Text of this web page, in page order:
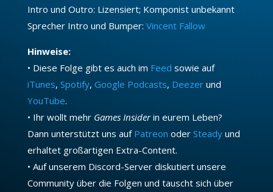
Intro und Outro: Lizensiert; Komponist unbekannt
Sprecher Intro und Bumper: Vincent Fallow
Hinweise:
• Diese Folge gibt es auch im Feed sowie auf
iTunes, Spotify, Google Podcasts, Deezerund
YouTube.
• Ihr wollt mehr Games Insiderin eurem Leben?
Dann unterstützt uns auf Patreon oder Steadyund
erhaltet großartigen Extra-Content.
• Auf unserem Discord-Server diskutiert unsere
Community über die Folgen und tauscht sich über